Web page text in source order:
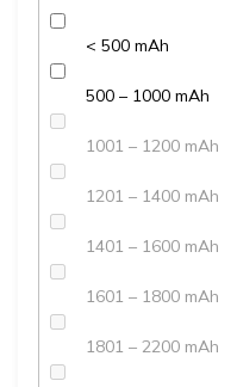
< 500 mAh
500 – 1000 mAh
1001 – 1200 mAh
1201 – 1400 mAh
1401 – 1600 mAh
1601 – 1800 mAh
1801 – 2200 mAh